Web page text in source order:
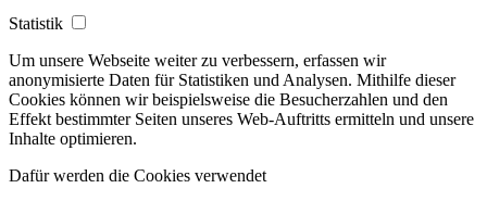
Statistik
Um unsere Webseite weiter zu verbessern, erfassen wir
anonymisierte Daten für Statistiken und Analysen. Mithilfe dieser
Cookies können wir beispielsweise die Besucherzahlen und den
Effekt bestimmter Seiten unseres Web-Auftritts ermitteln und unsere
Inhalte optimieren.
Dafür werden die Cookies verwendet